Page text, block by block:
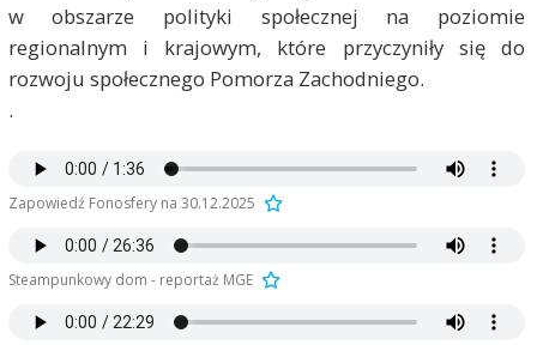
w obszarze polityki społecznej na poziomie
regionalnym i krajowym, które przyczyniły się do
rozwoju społecznego Pomorza Zachodniego.
.
Zapowiedź Fonosfery na 30.12.2025
Steampunkowy dom - reportaż MGE